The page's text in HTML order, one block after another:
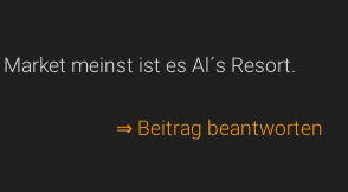
meinst ist es Al´s Resort.
⇒ Beitrag beantworten